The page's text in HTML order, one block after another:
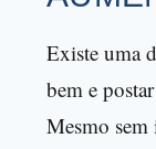
Existe uma
bem e
Mesmo